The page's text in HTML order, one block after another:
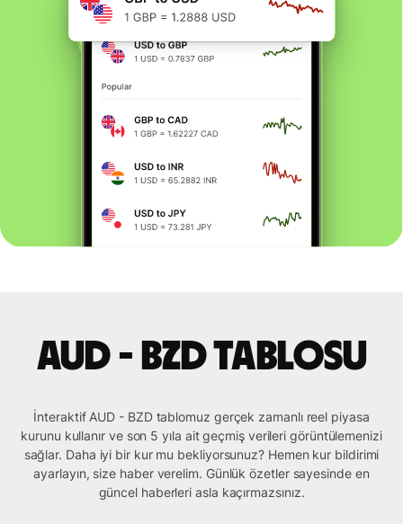
AUD - BZD tablosu
İnteraktif AUD - BZD tablomuz gerçek zamanlı reel piyasa
kurunu kullanır ve son 5 yıla ait geçmiş verileri görüntülemenizi
sağlar. Daha iyi bir kur mu bekliyorsunuz? Hemen kur bildirimi
ayarlayın, size haber verelim. Günlük özetler sayesinde en
güncel haberleri asla kaçırmazsınız.